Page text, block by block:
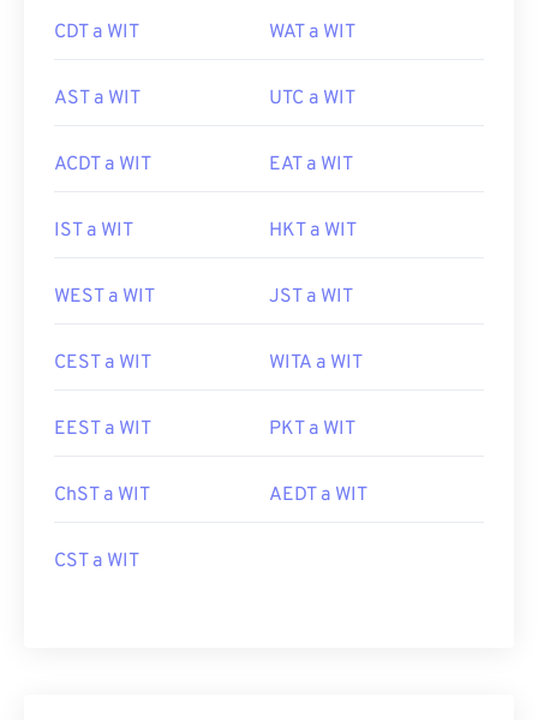
CDT a WIT WAT a WIT
AST a WIT UTC a WIT
ACDT a WIT EAT a WIT
IST a WIT HKT a WIT
WEST a WIT JST a WIT
CEST a WIT WITA a WIT
EEST a WIT PKT a WIT
ChST a WIT AEDT a WIT
CST a WIT